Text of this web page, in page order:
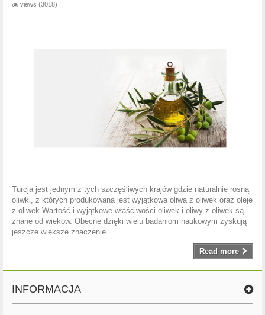
views (3018)
Turcja jest jednym z tych szczęśliwych krajów gdzie naturalnie rosną
oliwki, z których produkowana jest wyjątkowa oliwa z oliwek oraz oleje
z oliwek.Wartość i wyjątkowe właściwości oliwek i oliwy z oliwek są
znane od wieków. Obecne dzięki wielu badaniom naukowym zyskują
jeszcze większe znaczenie
Read more
INFORMACJA